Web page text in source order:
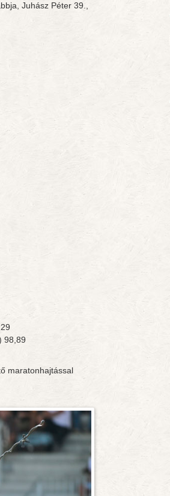
Juhász Péter 39.,
98,89
maratonhajtással